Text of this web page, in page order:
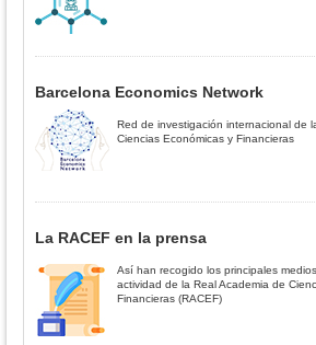
Barcelona Economics Network
Red de investigación internacional de
Ciencias Económicas y Financieras
La RACEF en la prensa
Así han recogido los principales
actividad de la Real Academia de
Financieras (RACEF)